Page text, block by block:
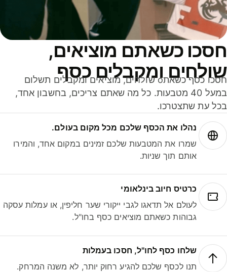
כשאתם מוציאים,
ומקבלים כסף
חסכו כסף כשאתo שולחים, מוציאים ומקבלים תשלום
במעל 40 מטבעות. כל מה שאתם צריכים, בחשבון אחד,
עת שתצטרכו.
נהלו את הכסף שלכם מכל מקום בעולם.
שמרו את המטבעות שלכם זמינים במקום אחד, והמירו
אותם תוך שניות.
כרטיס חיוב בינלאומי
לעולם אל תדאגו לגבי ייקורי שער חליפין, או עמלות עסקה
גבוהות כשאתם מוציאים כסף בחו"ל.
שלחו כסף לחו"ל, חסכו בעמלות
תנו לכסף שלכם להגיע רחוק יותר, לא משנה המרחק.